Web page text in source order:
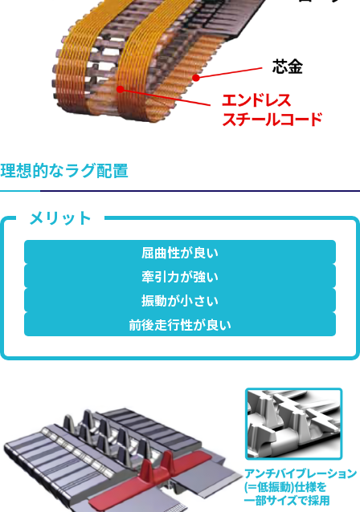
理想的なラグ配置
屈曲性が良い
牽引力が強い
振動が小さい
前後走行性が良い